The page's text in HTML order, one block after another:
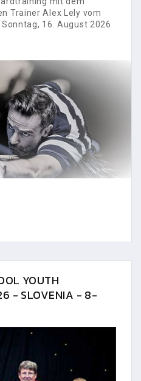
Trainer Alex Lely vom
16. August 2026
YOUTH
- SLOVENIA - 8-